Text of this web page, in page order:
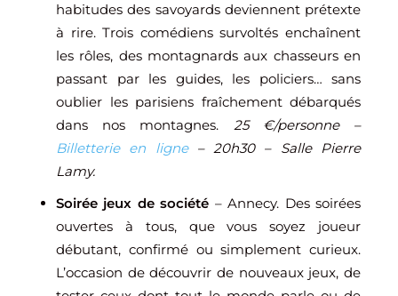
habitudes des savoyards deviennent prétexte
à rire. Trois comédiens survoltés enchaînent
les rôles, des montagnards aux chasseurs en
passant par les guides, les policiers… sans
oublier les parisiens fraîchement débarqués
dans nos montagnes. 25 €/personne –
Billetterie en ligne– 20h30 – Salle Pierre
Lamy.
Soirée jeux de société – Annecy. Des soirées
ouvertes à tous, que vous soyez joueur
débutant, confirmé ou simplement curieux.
L’occasion de découvrir de nouveaux jeux, de